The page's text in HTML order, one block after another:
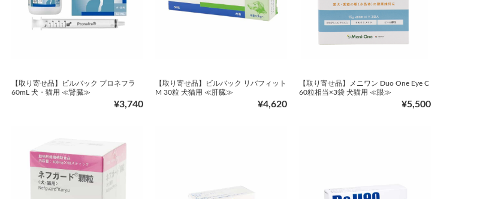
【取り寄せ品】ビルバック プロネフラ
60mL 犬・猫用 ≪腎臓≫
¥3,740
【取り寄せ品】ビルバック リバフィット
M 30粒 犬猫用 ≪肝臓≫
¥4,620
【取り寄せ品】メニワン Duo One Eye C
60粒相当×3袋 犬猫用 ≪眼≫
¥5,500